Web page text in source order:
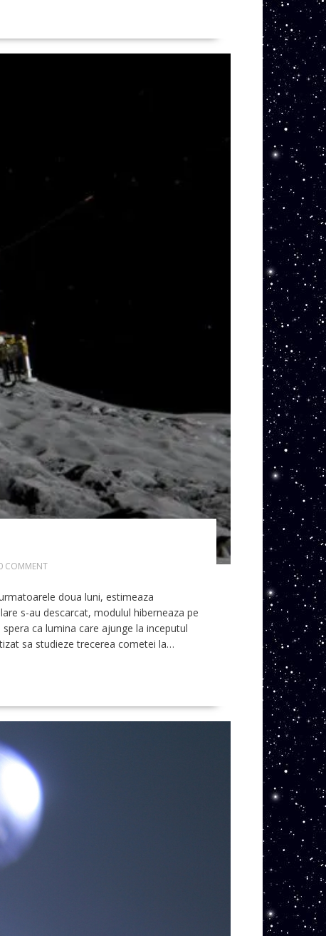
COMMENT
doua luni, estimeaza
s-au descarcat, modulul hiberneaza pe
ca lumina care ajunge la inceputul
sa studieze trecerea cometei la…